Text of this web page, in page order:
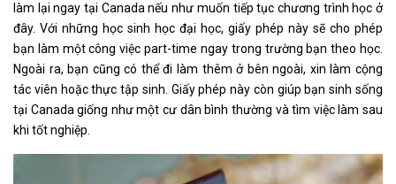
làm lại ngay tại Canada nếu như muốn tiếp tục chương trình học ở
đây. Với những học sinh học đại học, giấy phép này sẽ cho phép
bạn làm một công việc part-time ngay trong trường bạn theo học.
Ngoài ra, bạn cũng có thể đi làm thêm ở bên ngoài, xin làm cộng
tác viên hoặc thực tập sinh. Giấy phép này còn giúp bạn sinh sống
tại Canada giống như một cư dân bình thường và tìm việc làm sau
khi tốt nghiệp.